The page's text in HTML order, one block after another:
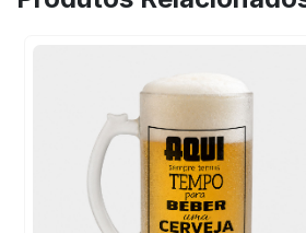
Nossa equipe técnica
suporte na análise e
sempre que necessário.